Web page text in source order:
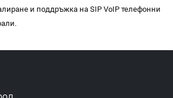
и поддръжка на SIP VoIP телефонни